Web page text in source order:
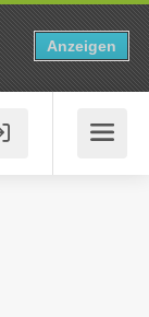
Anzeigen